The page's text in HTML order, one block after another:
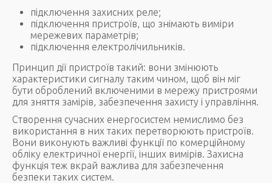
підключення захисних реле;
підключення пристроїв, що знімають виміри
мережевих параметрів;
підключення електролічильників.
Принцип дії пристроїв такий: вони змінюють
характеристики сигналу таким чином, щоб він міг
бути оброблений включеними в мережу пристроями
для зняття замірів, забезпечення захисту і управління.
Створення сучасних енергосистем немислимо без
використання в них таких перетворюють пристроїв.
Вони виконують важливі функції по комерційному
обліку електричної енергії, інших вимірів. Захисна
функція теж вкрай важлива для забезпечення
безпеки таких систем.